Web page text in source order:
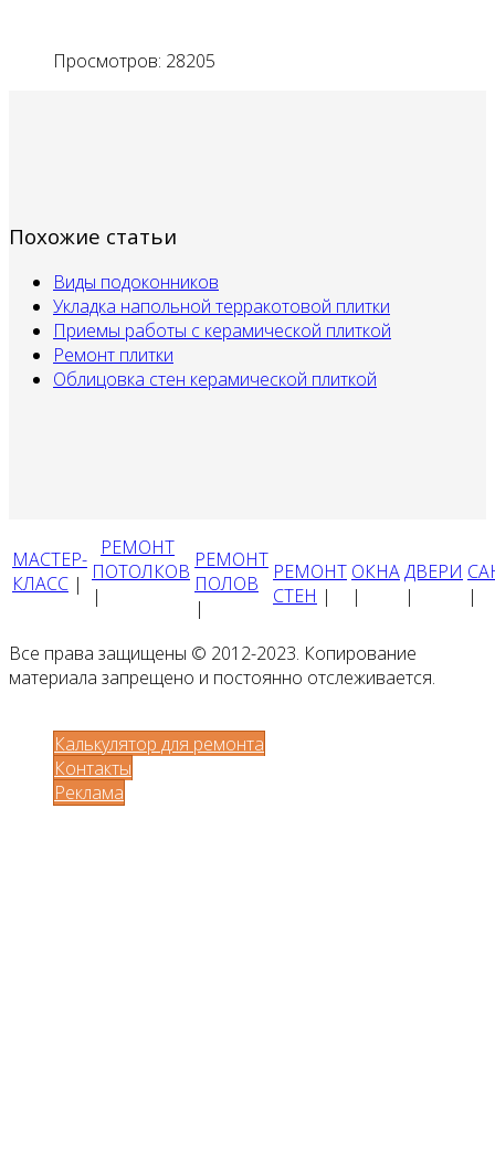
Просмотров: 28205
Похожие статьи
Виды подоконников
Укладка напольной терракотовой плитки
Приемы работы с керамической плиткой
Ремонт плитки
Облицовка стен керамической плиткой
МАСТЕР-
КЛАСС |
РЕМОНТ
ПОТОЛКОВ
|
РЕМОНТ
ПОЛОВ
|
РЕМОНТ
СТЕН |
ОКНА
|
ДВЕРИ
|
|
Все права защищены © 2012-2023. Копирование
материала запрещено и постоянно отслеживается.
Калькулятор для ремонта
Контакты
Реклама